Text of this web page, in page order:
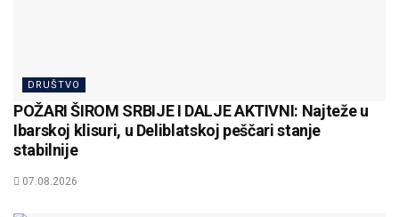
DRUŠTVO
POŽARI ŠIROM SRBIJE I DALJE AKTIVNI: Najteže u
Ibarskoj klisuri, u Deliblatskoj peščari stanje
stabilnije
07.08.2026